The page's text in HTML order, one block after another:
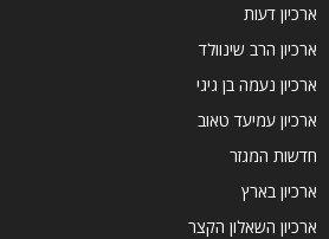
ארכיון דעות
ארכיון הרב שינוולד
ארכיון נעמה בן גיגי
ארכיון עמיעד טאוב
חדשות המגזר
ארכיון בארץ
ארכיון השאלון הקצר